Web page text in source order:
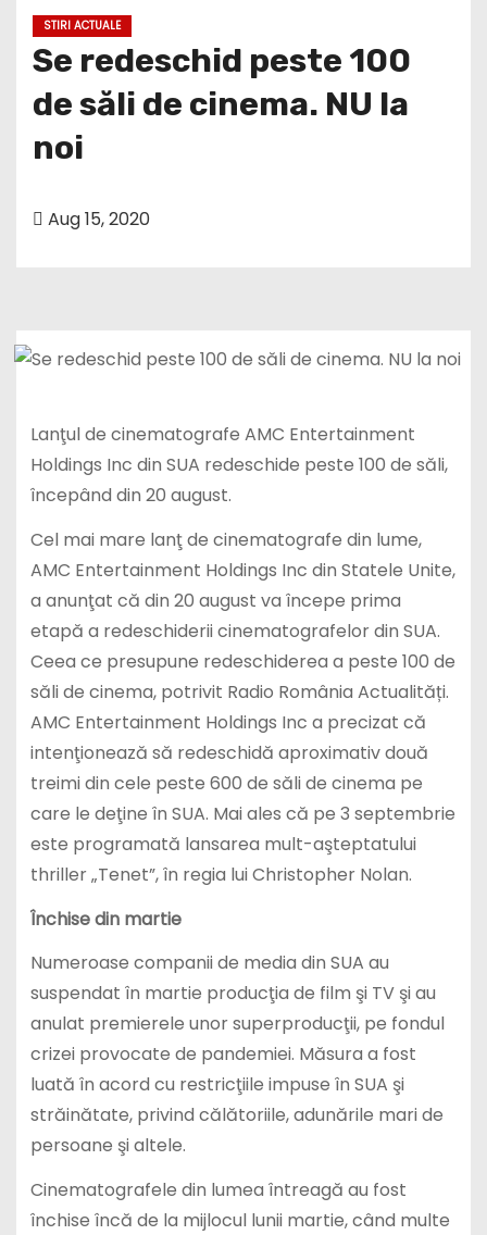
STIRI ACTUALE
Se redeschid peste 100
de săli de cinema. NU la
noi
Aug 15, 2020
Lanţul de cinematografe AMC Entertainment
Holdings Inc din SUA redeschide peste 100 de săli,
începând din 20 august.
Cel mai mare lanţ de cinematografe din lume,
AMC Entertainment Holdings Inc din Statele Unite,
a anunţat că din 20 august va începe prima
etapă a redeschiderii cinematografelor din SUA.
Ceea ce presupune redeschiderea a peste 100 de
săli de cinema, potrivit Radio România Actualități.
AMC Entertainment Holdings Inc a precizat că
intenţionează să redeschidă aproximativ două
treimi din cele peste 600 de săli de cinema pe
care le deţine în SUA. Mai ales că pe 3 septembrie
este programată lansarea mult-aşteptatului
thriller „Tenet”, în regia lui Christopher Nolan.
Închise din martie
Numeroase companii de media din SUA au
suspendat în martie producţia de film şi TV şi au
anulat premierele unor superproducţii, pe fondul
crizei provocate de pandemiei. Măsura a fost
luată în acord cu restricţiile impuse în SUA şi
străinătate, privind călătoriile, adunările mari de
persoane şi altele.
Cinematografele din lumea întreagă au fost
închise încă de la mijlocul lunii martie, când multe